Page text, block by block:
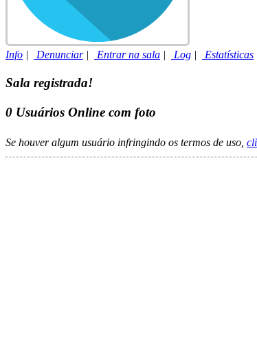
Info | Denunciar| Entrar na sala | Log | Estatísticas
Sala registrada!
0 Usuários Online com foto
Se houver algum usuário infringindo os termos de uso,